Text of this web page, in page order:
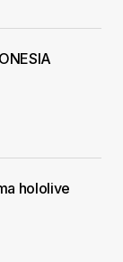
this
hololive